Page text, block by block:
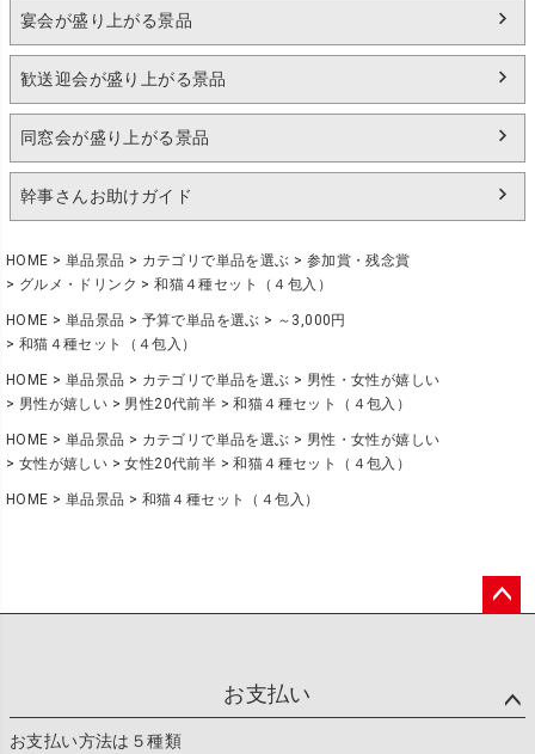
宴会が盛り上がる景品
歓送迎会が盛り上がる景品
同窓会が盛り上がる景品
幹事さんお助けガイド
HOME 単品景品 カテゴリで単品を選ぶ
参加賞・残念賞
グルメ・ドリンク
和猫４種セット（４包入）
HOME 単品景品 予算で単品を選ぶ
～3,000円
和猫４種セット（４包入）
HOME 単品景品 カテゴリで単品を選ぶ
男性・女性が嬉しい
男性が嬉しい
男性20代前半 和猫４種セット（４包入）
HOME 単品景品 カテゴリで単品を選ぶ
男性・女性が嬉しい
女性が嬉しい
女性20代前半 和猫４種セット（４包入）
HOME 単品景品 和猫４種セット（４包入）
お支払い
お支払い方法は５種類